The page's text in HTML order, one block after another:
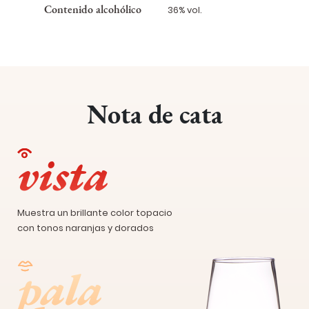
Contenido alcohólico 36% vol.
Nota de cata
vista
Muestra un brillante color topacio
con tonos naranjas y dorados
pala